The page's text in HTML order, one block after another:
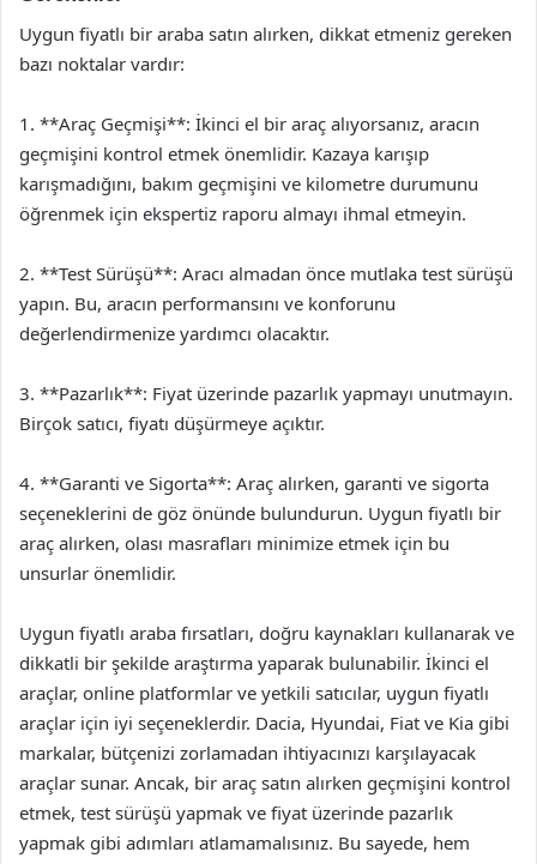
Uygun fiyatlı bir araba satın alırken, dikkat etmeniz gereken
bazı noktalar vardır:
1. **Araç Geçmişi**: İkinci el bir araç alıyorsanız, aracın
geçmişini kontrol etmek önemlidir. Kazaya karışıp
karışmadığını, bakım geçmişini ve kilometre durumunu
öğrenmek için ekspertiz raporu almayı ihmal etmeyin.
2. **Test Sürüşü**: Aracı almadan önce mutlaka test sürüşü
yapın. Bu, aracın performansını ve konforunu
değerlendirmenize yardımcı olacaktır.
3. **Pazarlık**: Fiyat üzerinde pazarlık yapmayı unutmayın.
Birçok satıcı, fiyatı düşürmeye açıktır.
4. **Garanti ve Sigorta**: Araç alırken, garanti ve sigorta
seçeneklerini de göz önünde bulundurun. Uygun fiyatlı bir
araç alırken, olası masrafları minimize etmek için bu
unsurlar önemlidir.
Uygun fiyatlı araba fırsatları, doğru kaynakları kullanarak ve
dikkatli bir şekilde araştırma yaparak bulunabilir. İkinci el
araçlar, online platformlar ve yetkili satıcılar, uygun fiyatlı
araçlar için iyi seçeneklerdir. Dacia, Hyundai, Fiat ve Kia gibi
markalar, bütçenizi zorlamadan ihtiyacınızı karşılayacak
araçlar sunar. Ancak, bir araç satın alırken geçmişini kontrol
etmek, test sürüşü yapmak ve fiyat üzerinde pazarlık
yapmak gibi adımları atlamamalısınız. Bu sayede, hem